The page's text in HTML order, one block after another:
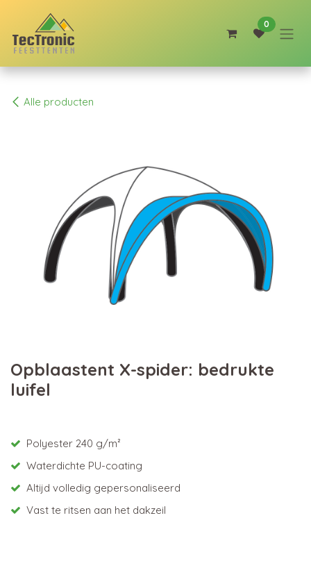
0
Alle producten
Opblaastent X-spider: bedrukte
luifel
Polyester 240 g/m²
Waterdichte PU-coating
Altijd volledig gepersonaliseerd
Vast te ritsen aan het dakzeil